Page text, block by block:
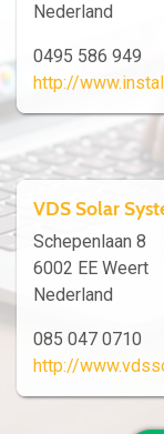
Nederland
0495 586 949
http://
VDS Solar
Schepenlaan 8
6002 EE Weert
Nederland
085 047 0710
http://